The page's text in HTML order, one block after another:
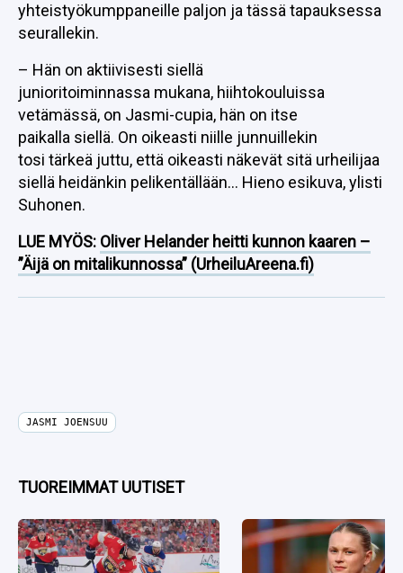
yhteistyökumppaneille paljon ja tässä tapauksessa
seurallekin.
– Hän on aktiivisesti siellä
junioritoiminnassa mukana, hiihtokouluissa
vetämässä, on Jasmi-cupia, hän on itse
paikalla siellä. On oikeasti niille junnuillekin
tosi tärkeä juttu, että oikeasti näkevät sitä urheilijaa
siellä heidänkin pelikentällään… Hieno esikuva, ylisti
Suhonen.
LUE MYÖS: Oliver Helander heitti kunnon kaaren –
”Äijä on mitalikunnossa” (UrheiluAreena.fi)
JASMI JOENSUU
TUOREIMMAT UUTISET